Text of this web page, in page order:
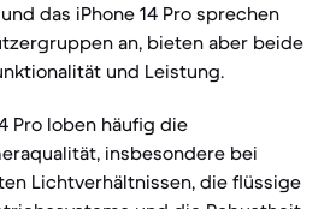
das iPhone 14 Pro sprechen
an, bieten aber beide
und Leistung.
Pro loben häufig die
insbesondere bei
Lichtverhältnissen, die flüssige